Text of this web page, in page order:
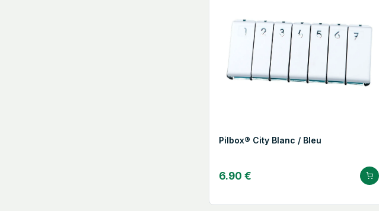
Pilbox® City Blanc / Bleu
6.90 €